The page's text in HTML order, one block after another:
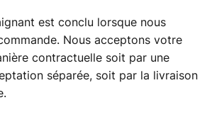
est conclu lorsque nous
Nous acceptons votre
contractuelle soit par une
séparée, soit par la livraison